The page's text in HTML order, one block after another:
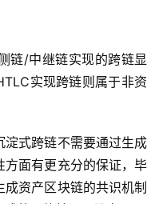
链/中继链实现的跨链显
实现跨链则属于非资
式跨链不需要通过生成
面有更充分的保证，毕
资产区块链的共识机制